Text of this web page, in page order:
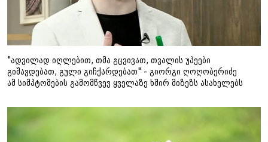
"ადვილად იღლებით, თმა გცვივათ, თვალის უპეები
გიშავდებათ, გული გიჩქარდებათ" - გიორგი ღოღობერიძე
ამ სიმპტომების გამომწვევ ყველაზე ხშირ მიზეზს ასახელებს